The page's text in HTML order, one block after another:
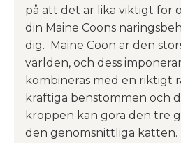
på att det är lika viktigt för
din Maine Coons
dig. Maine Coon är den
världen, och dess
kombineras med en riktigt
kraftiga benstommen och
kroppen kan göra den tre
den genomsnittliga katten.